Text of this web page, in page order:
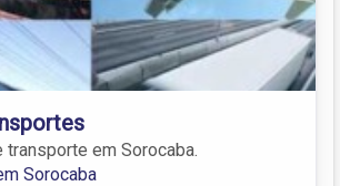
transporte em Sorocaba.
Sorocaba